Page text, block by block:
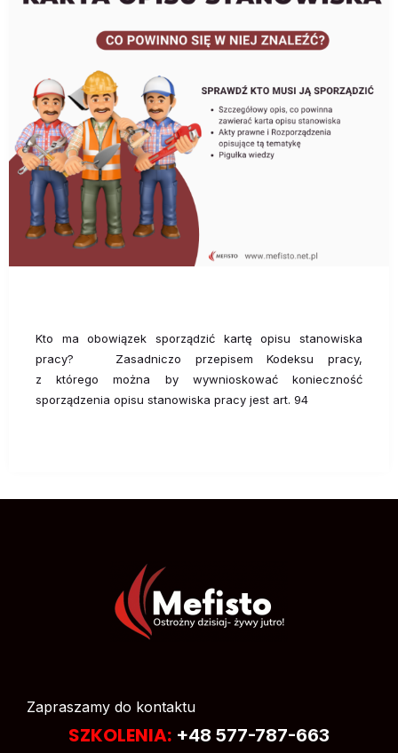
Kto ma obowiązek sporządzić kartę opisu stanowiska
pracy? Zasadniczo przepisem Kodeksu pracy,
z którego można by wywnioskować konieczność
sporządzenia opisu stanowiska pracy jest art. 94
Zapraszamy do kontaktu
SZKOLENIA: +48 577-787-663